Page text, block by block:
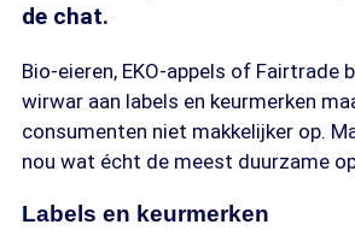
de chat.
Bio-eieren, EKO-appels of Fairtrade
wirwar aan labels en keurmerken
consumenten niet makkelijker op.
nou wat écht de meest duurzame
Labels en keurmerken